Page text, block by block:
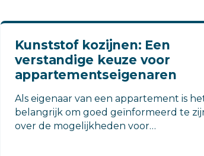
Kunststof kozijnen: Een
verstandige keuze voor
appartementseigenaren
Als eigenaar van een appartement is
belangrijk om goed geïnformeerd te
over de mogelijkheden voor